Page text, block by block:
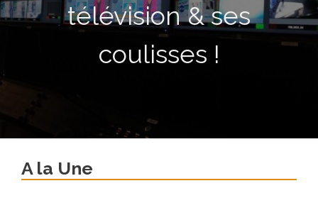
télévision & ses
coulisses !
A la Une